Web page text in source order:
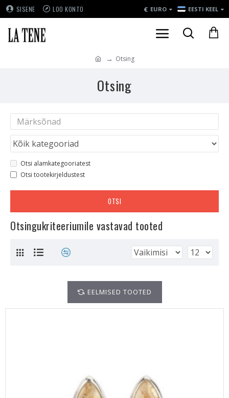
SISENE LOO KONTO € EURO EESTI KEEL
Otsing
Otsing
Otsi alamkategooriatest
Otsi tootekirjeldustest
OTSI
Otsingukriteeriumile vastavad tooted
EELMISED TOOTED